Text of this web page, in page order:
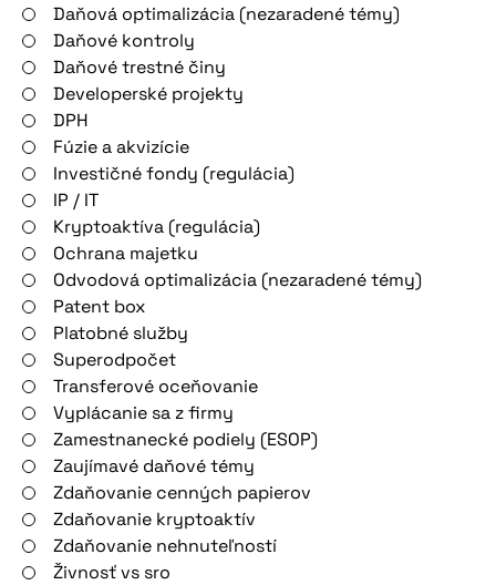
Daňová optimalizácia (nezaradené témy)
Daňové kontroly
Daňové trestné činy
Developerské projekty
DPH
Fúzie a akvizície
Investičné fondy (regulácia)
IP / IT
Kryptoaktíva (regulácia)
Ochrana majetku
Odvodová optimalizácia (nezaradené témy)
Patent box
Platobné služby
Superodpočet
Transferové oceňovanie
Vyplácanie sa z firmy
Zamestnanecké podiely (ESOP)
Zaujímavé daňové témy
Zdaňovanie cenných papierov
Zdaňovanie kryptoaktív
Zdaňovanie nehnuteľností
Živnosť vs sro